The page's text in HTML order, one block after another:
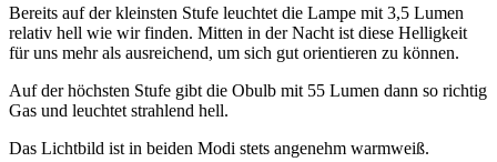
Bereits auf der kleinsten Stufe leuchtet die Lampe mit 3,5 Lumen
relativ hell wie wir finden. Mitten in der Nacht ist diese Helligkeit
für uns mehr als ausreichend, um sich gut orientieren zu können.
Auf der höchsten Stufe gibt die Obulb mit 55 Lumen dann so richtig
Gas und leuchtet strahlend hell.
Das Lichtbild ist in beiden Modi stets angenehm warmweiß.